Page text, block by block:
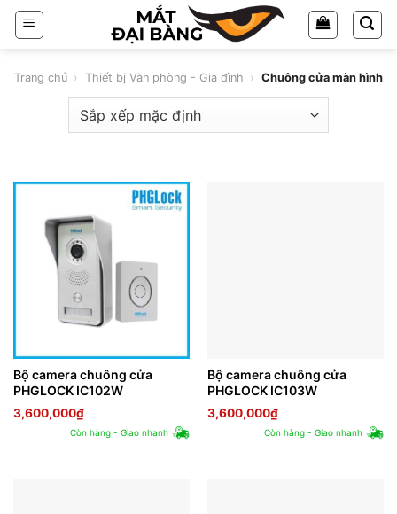
Chuyển
đến
dungTrang chủ › Thiết bị Văn phòng - Gia đình › Chuông cửa màn hình
Bộ camera chuông cửa
PHGLOCK IC102W
3,600,000₫
Còn hàng - Giao nhanh
Bộ camera chuông cửa
PHGLOCK IC103W
3,600,000₫
Còn hàng - Giao nhanh